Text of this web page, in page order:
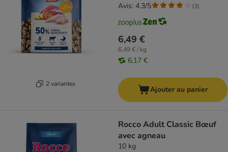
2 variantes
6,49 €
6,49 € / kg
6,17 €
Avis: 4.3/5 (3)
Ajouter au panier
Rocco Adult Classic Bœuf
avec agneau
10 kg